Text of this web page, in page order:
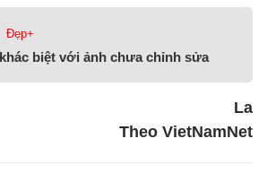
Đẹp+
biệt với ảnh chưa chỉnh sửa
La
Theo VietNamNet